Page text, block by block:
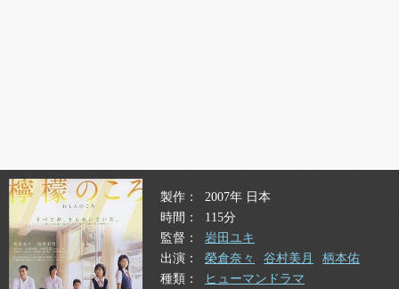
製作
2007年 日本
時間
115分
監督
岩田ユキ
出演
榮倉奈々 谷村美月
柄本佑
種類
ヒューマンドラマ